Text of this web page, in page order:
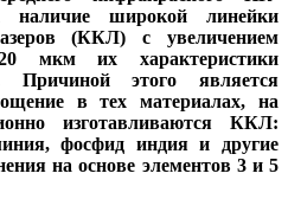
наличие широкой линейки
(ККЛ) с увеличением
мкм их характеристики
Причиной этого является
в тех материалах, на
изготавливаются ККЛ:
фосфид индия и другие
на основе элементов 3 и 5